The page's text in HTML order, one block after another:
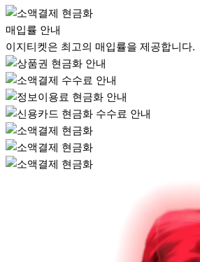
매입률 안내
이지티켓은 최고의 매입률을 제공합니다.